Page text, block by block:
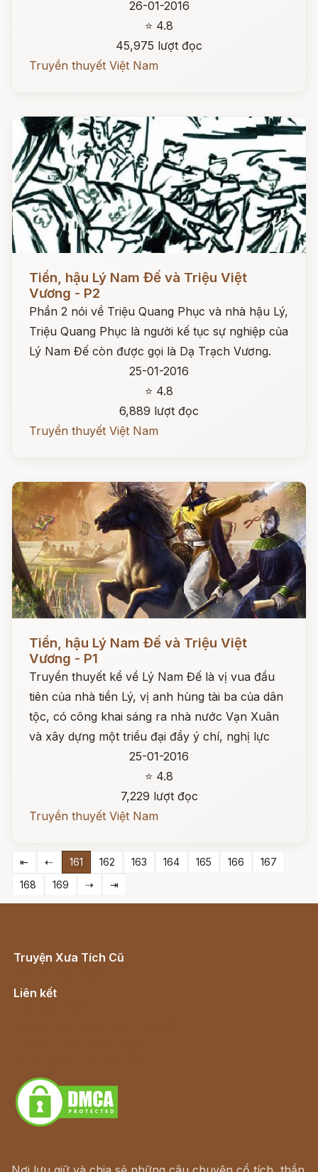
26-01-2016
⭐ 4.8
45,975 lượt đọc
Truyền thuyết Việt Nam
Đọc ngay
Tiền, hậu Lý Nam Đế và Triệu Việt
Vương - P2
Phần 2 nói về Triệu Quang Phục và nhà hậu Lý,
Triệu Quang Phục là người kế tục sự nghiệp của
Lý Nam Đế còn được gọi là Dạ Trạch Vương.
25-01-2016
⭐ 4.8
6,889 lượt đọc
Truyền thuyết Việt Nam
Đọc ngay
Tiền, hậu Lý Nam Đế và Triệu Việt
Vương - P1
Truyền thuyết kể về Lý Nam Đế là vị vua đầu
tiên của nhà tiền Lý, vị anh hùng tài ba của dân
tộc, có công khai sáng ra nhà nước Vạn Xuân
và xây dựng một triều đại đầy ý chí, nghị lực
25-01-2016
⭐ 4.8
7,229 lượt đọc
Truyền thuyết Việt Nam
⇤ ⇠ 161 162 163 164 165 166
167
168
169 ⇢ ⇥
Truyện Xưa Tích Cũ
Liên kết